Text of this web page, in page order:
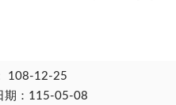
108-12-25
期：115-05-08